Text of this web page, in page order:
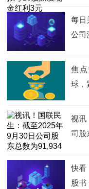
每日
公司
资
投项
焦
球，
视讯
司股
快看
股书